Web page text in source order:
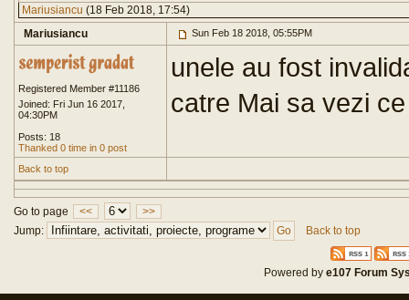
Mariusiancu (18 Feb 2018, 17:54)
Mariusiancu
Sun Feb 18 2018, 05:55PM
Registered Member #11186
Joined: Fri Jun 16 2017,
04:30PM
Posts: 18
Thanked 0 time in 0 post
unele au fost
catre Mai sa vezi
Back to top
Go to page <<
>>
Jump:
Back to top
Powered bye107 Forum